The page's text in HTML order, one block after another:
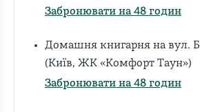
Забронювати на 48 годин
Домашня книгарня на вул.
(Київ, ЖК «Комфорт Таун»)
Забронювати на 48 годин